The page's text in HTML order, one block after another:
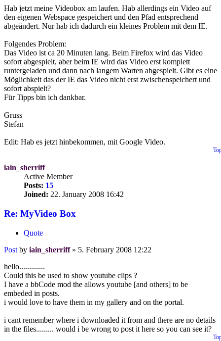
Hab jetzt meine Videobox am laufen. Hab allerdings ein Video auf
den eigenen Webspace gespeichert und den Pfad entsprechend
abgeändert. Nur hab ich dadurch ein kleines Problem mit dem IE.
Folgendes Problem:
Das Video ist ca 20 Minuten lang. Beim Firefox wird das Video
sofort abgespielt, aber beim IE wird das Video erst komplett
runtergeladen und dann nach langem Warten abgespielt. Gibt es eine
Möglichkeit das der IE das Video nicht erst zwischenspeichert und
sofort abspielt?
Für Tipps bin ich dankbar.
Gruss
Stefan
Edit: Hab es jetzt hinbekommen, mit Google Video.
iain_sherriff
Active Member
Posts: 15
Joined: 22. January 2008 16:42
Re: MyVideo Box
Quote
Post by iain_sherriff» 5. February 2008 12:22
hello.............
Could this be used to show youtube clips ?
I have a bbCode mod the allows youtube [and others] to be
embeded in posts.
i would love to have them in my gallery and on the portal.
i cant remember where i downloaded it from and there are no details
in the files......... would i be wrong to post it here so you can see it?